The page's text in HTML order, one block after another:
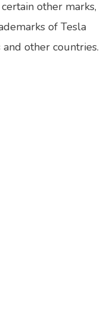
other marks,
of Tesla
other countries.